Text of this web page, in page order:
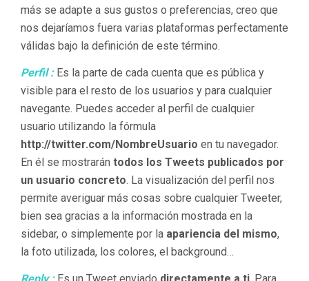
más se adapte a sus gustos o preferencias, creo que
nos dejaríamos fuera varias plataformas perfectamente
válidas bajo la definición de este término.
Perfil : Es la parte de cada cuenta que es pública y
visible para el resto de los usuarios y para cualquier
navegante. Puedes acceder al perfil de cualquier
usuario utilizando la fórmula
http://twitter.com/NombreUsuario en tu navegador.
En él se mostrarán todos los Tweets publicados por
un usuario concreto. La visualización del perfil nos
permite averiguar más cosas sobre cualquier Tweeter,
bien sea gracias a la información mostrada en la
sidebar, o simplemente por la apariencia del mismo,
la foto utilizada, los colores, el background…